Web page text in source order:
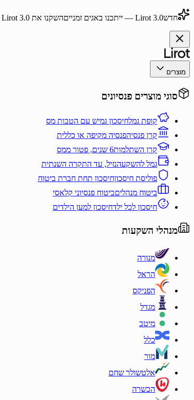
חדשLirot 3.0 — ייתכנו באגים זמנייםהשקנו את Lirot 3.0
מוצרים
סוגי מוצרים פנסיונים
קופת גמלחיסכון גמיש עם הטבות מס
קרן פנסיהפנסיה מקיפה או כללית
קרן השתלמות6 שנים, פטור ממס
גמל להשקעהנזיל, עד התקרה השנתית
פוליסת חיסכוןחיסכון תחת חברת ביטוח
ביטוח מנהליםביטוח פנסיוני קלאסי
חיסכון לכל ילדחיסכון למען הילדים
מנהלי השקעות
מנורה
הראל
הפניקס
מגדל
מיטב
כלל
מור
אלטשולר שחם
הכשרה